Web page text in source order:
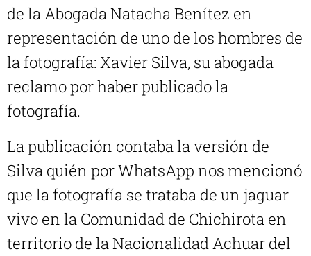
de la Abogada Natacha Benítez en
representación de uno de los hombres de
la fotografía: Xavier Silva, su abogada
reclamo por haber publicado la
fotografía.
La publicación contaba la versión de
Silva quién por WhatsApp nos mencionó
que la fotografía se trataba de un jaguar
vivo en la Comunidad de Chichirota en
territorio de la Nacionalidad Achuar del